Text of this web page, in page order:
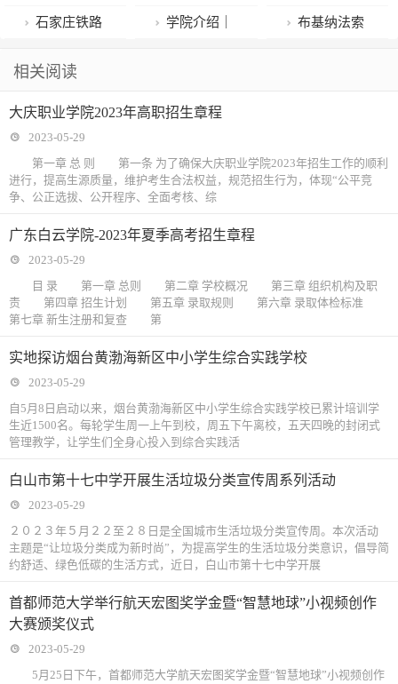
水质目标
轮疫情有啥特 简介及招生专 训练至12点，
院2023年高职 停电通知！看 布：中高考期
石家庄铁路
程
学院介绍｜
介及招生专业
布基纳法索
相关阅读
大庆职业学院2023年高职招生章程
2023-05-29
第一章 总 则 第一条 为了确保大庆职业学院2023年招生工作的顺利
进行，提高生源质量，维护考生合法权益，规范招生行为，体现“公平竞
争、公正选拔、公开程序、全面考核、综
广东白云学院-2023年夏季高考招生章程
2023-05-29
目 录 第一章 总则 第二章 学校概况 第三章 组织机构及职
责 第四章 招生计划 第五章 录取规则 第六章 录取体检标准
第七章 新生注册和复查 第
实地探访烟台黄渤海新区中小学生综合实践学校
2023-05-29
自5月8日启动以来，烟台黄渤海新区中小学生综合实践学校已累计培训学
生近1500名。每轮学生周一上午到校，周五下午离校，五天四晚的封闭式
管理教学，让学生们全身心投入到综合实践活
白山市第十七中学开展生活垃圾分类宣传周系列活动
2023-05-29
２０２３年５月２２至２８日是全国城市生活垃圾分类宣传周。本次活动
主题是“让垃圾分类成为新时尚”，为提高学生的生活垃圾分类意识，倡导简
约舒适、绿色低碳的生活方式，近日，白山市第十七中学开展
首都师范大学举行航天宏图奖学金暨“智慧地球”小视频创作
大赛颁奖仪式
2023-05-29
5月25日下午，首都师范大学航天宏图奖学金暨“智慧地球”小视频创作